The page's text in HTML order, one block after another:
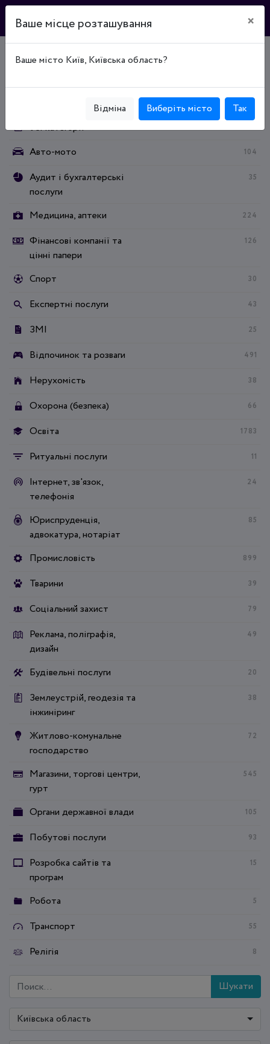
Каталог підприємств
Усі категорії
Авто-мото
104
Аудит і бухгалтерські
послуги
35
Медицина, аптеки 224
Фінансові компанії та
цінні папери
126
Спорт 30
Експертні послуги 43
ЗМІ 25
Відпочинок та розваги 491
Нерухомість 38
Охорона (безпека) 66
Освіта 1783
Ритуальні послуги 11
Інтернет, зв'язок,
телефонія
24
Юриспруденція,
адвокатура, нотаріат
85
Промисловість 899
Тварини 39
Соціальний захист 79
Реклама, поліграфія,
дизайн
49
Будівельні послуги 20
Землеустрій, геодезія та
інжиніринг
38
Житлово-комунальне
господарство
72
Магазини, торгові центри,
гурт
545
Органи державної влади 105
Побутові послуги 93
Розробка сайтів та
програм
15
Робота 5
Транспорт 55
Релігія 8
Шукати
Київська область
Ваше місце розташування ×
Ваше місто Київ, Київська область?
Відміна Виберіть місто Так